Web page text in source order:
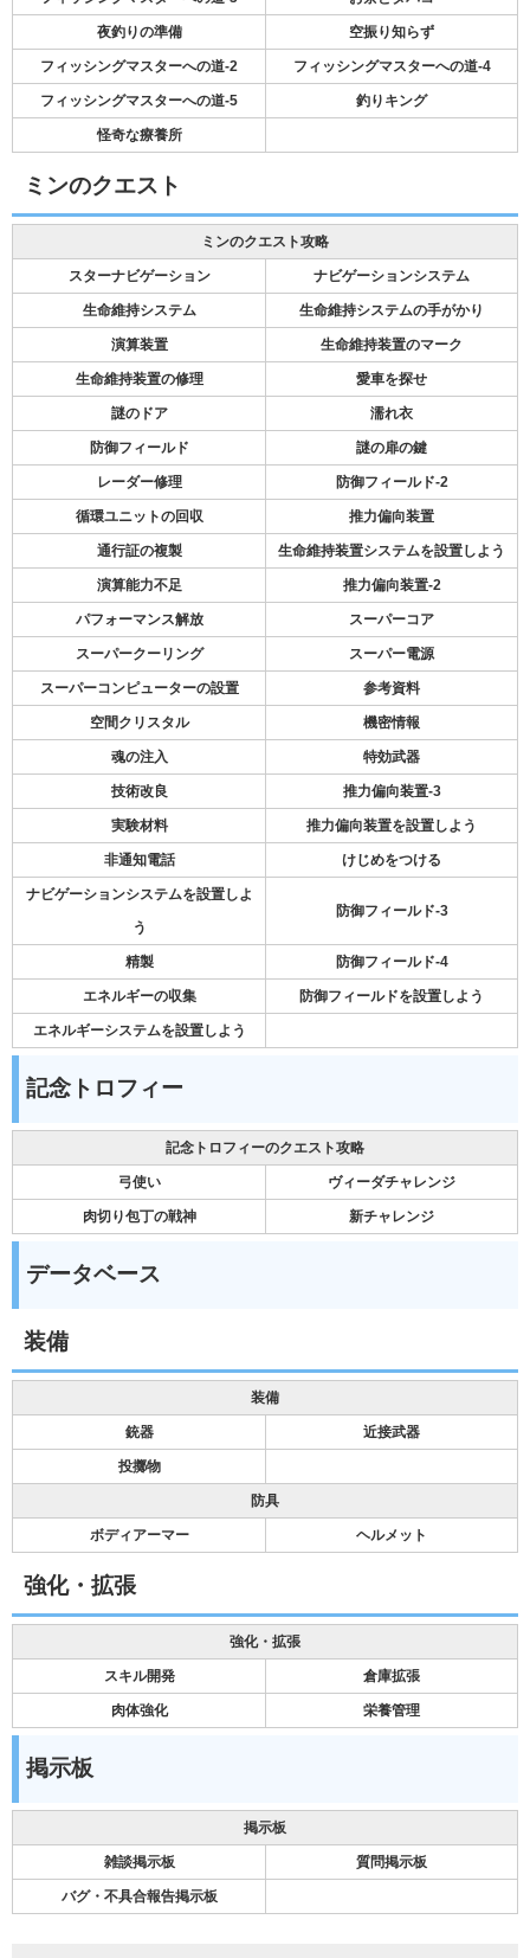
夜釣りの準備 空振り知らず
フィッシングマスターへの道-2 フィッシングマスターへの道-4
フィッシングマスターへの道-5 釣りキング
怪奇な療養所
ミンのクエスト
ミンのクエスト攻略
スターナビゲーション ナビゲーションシステム
生命維持システム 生命維持システムの手がかり
演算装置 生命維持装置のマーク
生命維持装置の修理 愛車を探せ
謎のドア 濡れ衣
防御フィールド 謎の扉の鍵
レーダー修理 防御フィールド-2
循環ユニットの回収 推力偏向装置
通行証の複製 生命維持装置システムを設置しよう
演算能力不足 推力偏向装置-2
パフォーマンス解放 スーパーコア
スーパークーリング スーパー電源
スーパーコンピューターの設置 参考資料
空間クリスタル 機密情報
魂の注入 特効武器
技術改良 推力偏向装置-3
実験材料 推力偏向装置を設置しよう
非通知電話 けじめをつける
ナビゲーションシステムを設置しよ
う
防御フィールド-3
精製 防御フィールド-4
エネルギーの収集 防御フィールドを設置しよう
エネルギーシステムを設置しよう
記念トロフィー
記念トロフィーのクエスト攻略
弓使い ヴィーダチャレンジ
肉切り包丁の戦神 新チャレンジ
データベース
装備
装備
銃器 近接武器
投擲物
防具
ボディアーマー ヘルメット
強化・拡張
強化・拡張
スキル開発 倉庫拡張
肉体強化 栄養管理
掲示板
掲示板
雑談掲示板 質問掲示板
バグ・不具合報告掲示板